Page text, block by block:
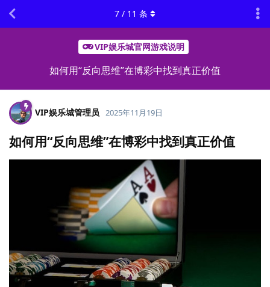
VIP娱乐城官网游戏说明
如何用“反向思维”在博彩中找到真正价值
7 / 11 条
VIP娱乐城管理员 2025年11月19日
如何用“反向思维”在博彩中找到真正价值